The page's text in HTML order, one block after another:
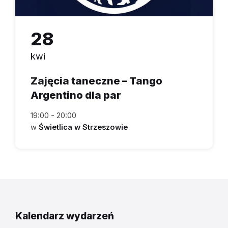
28
kwi
Zajęcia taneczne – Tango
Argentino dla par
19:00 - 20:00
w Świetlica w Strzeszowie
Kalendarz wydarzeń